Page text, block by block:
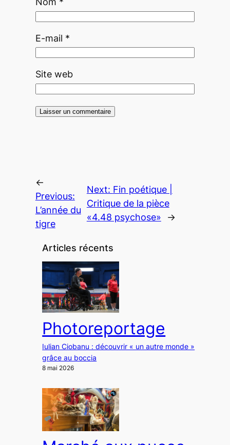
E-mail *
Site web
←
Previous:
L’année du
tigre
Next: Fin poétique |
Critique de la pièce
«4.48 psychose»
→
Articles récents
Photoreportage
Iulian Ciobanu : découvrir « un autre monde »
grâce au boccia
8 mai 2026